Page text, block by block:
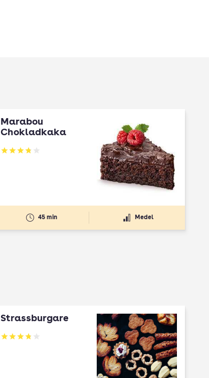
Marabou
Chokladkaka
Betyg: 3.79 av 5
45 min Medel
Strassburgare
Betyg: 3.78 av 5